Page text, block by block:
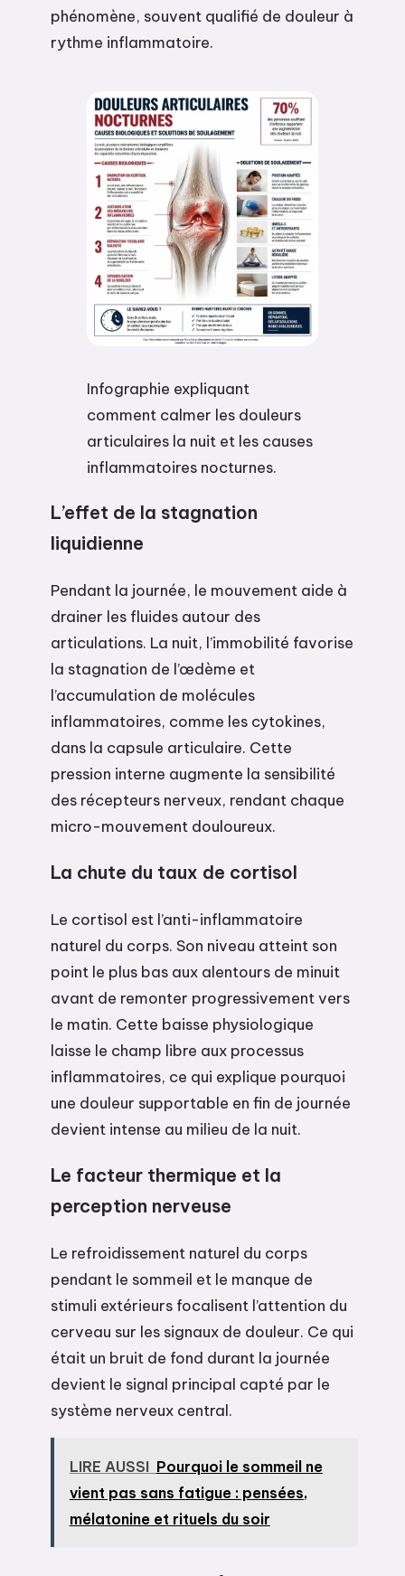
phénomène, souvent qualifié de douleur à
rythme inflammatoire.
Infographie expliquant
comment calmer les douleurs
articulaires la nuit et les causes
inflammatoires nocturnes.
L’effet de la stagnation
liquidienne
Pendant la journée, le mouvement aide à
drainer les fluides autour des
articulations. La nuit, l’immobilité favorise
la stagnation de l’œdème et
l’accumulation de molécules
inflammatoires, comme les cytokines,
dans la capsule articulaire. Cette
pression interne augmente la sensibilité
des récepteurs nerveux, rendant chaque
micro-mouvement douloureux.
La chute du taux de cortisol
Le cortisol est l’anti-inflammatoire
naturel du corps. Son niveau atteint son
point le plus bas aux alentours de minuit
avant de remonter progressivement vers
le matin. Cette baisse physiologique
laisse le champ libre aux processus
inflammatoires, ce qui explique pourquoi
une douleur supportable en fin de journée
devient intense au milieu de la nuit.
Le facteur thermique et la
perception nerveuse
Le refroidissement naturel du corps
pendant le sommeil et le manque de
stimuli extérieurs focalisent l’attention du
cerveau sur les signaux de douleur. Ce qui
était un bruit de fond durant la journée
devient le signal principal capté par le
système nerveux central.
LIRE AUSSI Pourquoi le sommeil ne
vient pas sans fatigue : pensées,
mélatonine et rituels du soir